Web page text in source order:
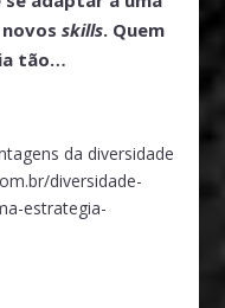
novosskills. Quem
tão…
da diversidade
diversidade-
estrategia-